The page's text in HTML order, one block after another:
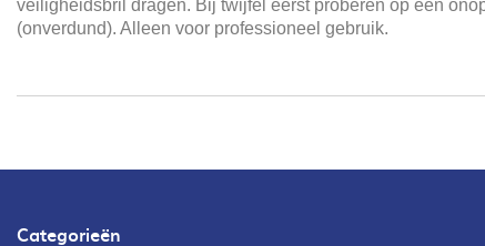
veiligheidsbril dragen. Bij twijfel eerst proberen op een
(onverdund). Alleen voor professioneel gebruik.
Categorieën